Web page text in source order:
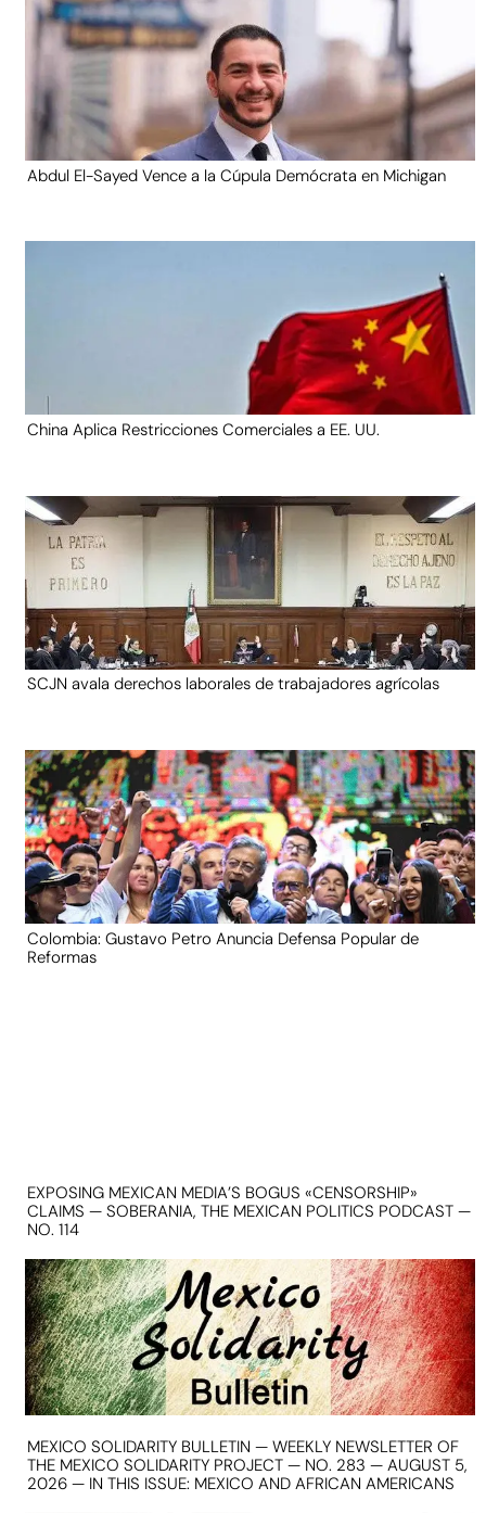
Abdul El-Sayed Vence a la Cúpula Demócrata en Michigan
China Aplica Restricciones Comerciales a EE. UU.
SCJN avala derechos laborales de trabajadores agrícolas
Colombia: Gustavo Petro Anuncia Defensa Popular de
Reformas
EXPOSING MEXICAN MEDIA’S BOGUS «CENSORSHIP»
CLAIMS — SOBERANIA, THE MEXICAN POLITICS PODCAST —
NO. 114
MEXICO SOLIDARITY BULLETIN — WEEKLY NEWSLETTER OF
THE MEXICO SOLIDARITY PROJECT — NO. 283 — AUGUST 5,
2026 — IN THIS ISSUE: MEXICO AND AFRICAN AMERICANS